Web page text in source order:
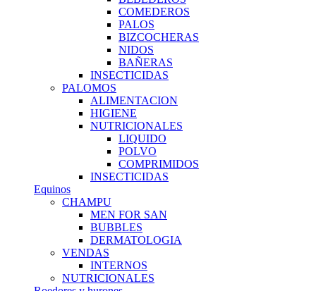
COMEDEROS
PALOS
BIZCOCHERAS
NIDOS
BAÑERAS
INSECTICIDAS
PALOMOS
ALIMENTACION
HIGIENE
NUTRICIONALES
LIQUIDO
POLVO
COMPRIMIDOS
INSECTICIDAS
Equinos
CHAMPU
MEN FOR SAN
BUBBLES
DERMATOLOGIA
VENDAS
INTERNOS
NUTRICIONALES